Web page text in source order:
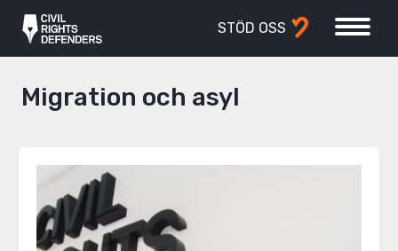
STÖD OSS
Migration och asyl